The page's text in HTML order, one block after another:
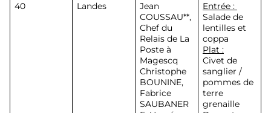
40
Landes
Jean
COUSSAU**,
Chef du
Relais de La
Poste à
Magescq
Christophe
BOUNINE,
Fabrice
SAUBANER
Entrée :
Salade de
lentilles et
coppa
Plat :
Civet de
sanglier /
pommes de
terre
grenaille